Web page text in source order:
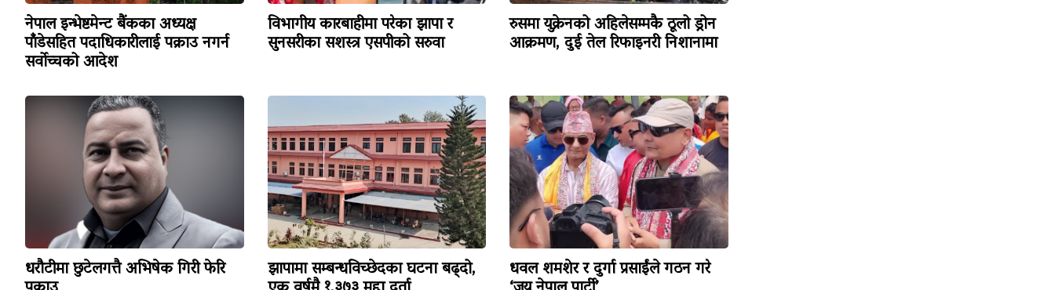
नेपाल इन्भेष्टमेन्ट बैंकका अध्यक्ष
पाँडेसहित पदाधिकारीलाई पक्राउ नगर्न
सर्वोच्चको आदेश
विभागीय कारबाहीमा परेका झापा र
सुनसरीका सशस्त्र एसपीको सरुवा
रुसमा युक्रेनको अहिलेसम्मकै ठूलो ड्रोन
आक्रमण, दुई तेल रिफाइनरी निशानामा
धरौटीमा छुटेलगत्तै अभिषेक गिरी फेरि झापामा सम्बन्धविच्छेदका घटना बढ्दो, धवल शमशेर र दुर्गा प्रसाईंले गठन गरे